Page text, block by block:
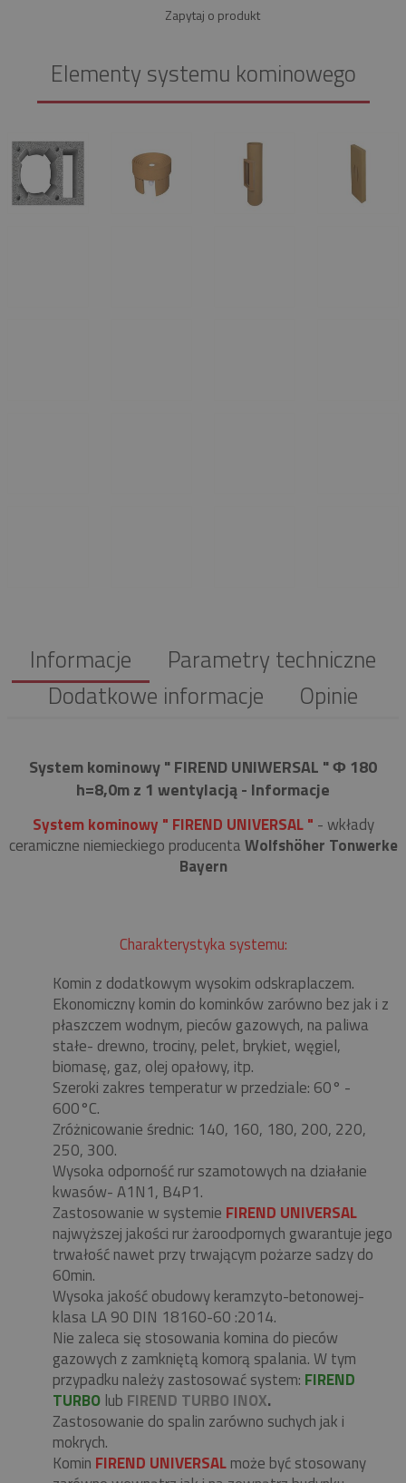
Zapytaj o produkt
Elementy systemu kominowego
Informacje
Parametry techniczne
Dodatkowe informacje
Opinie
System kominowy " FIREND UNIWERSAL " Φ 180
h=8,0m z 1 wentylacją - Informacje
System kominowy " FIREND UNIVERSAL " - wkłady
ceramiczne niemieckiego producentaWolfshöher Tonwerke
Bayern
Charakterystyka systemu:
Komin z dodatkowym wysokim odskraplaczem.
Ekonomiczny komin do kominków zarówno bez jak i z
płaszczem wodnym, pieców gazowych, na paliwa
stałe- drewno, trociny, pelet, brykiet, węgiel,
biomasę, gaz, olej opałowy, itp.
Szeroki zakres temperatur w przedziale: 60° -
600°C.
Zróżnicowanie średnic: 140, 160, 180, 200, 220,
250, 300.
Wysoka odporność rur szamotowych na działanie
kwasów- A1N1, B4P1.
Zastosowanie w systemie FIREND UNIVERSAL
najwyższej jakości rur żaroodpornych gwarantuje jego
trwałość nawet przy trwającym pożarze sadzy do
60min.
Wysoka jakość obudowy keramzyto-betonowej-
klasa LA 90 DIN 18160-60 :2014.
Nie zaleca się stosowania komina do pieców
gazowych z zamkniętą komorą spalania. W tym
przypadku należy zastosować system: FIREND
TURBO lub FIREND TURBO INOX.
Zastosowanie do spalin zarówno suchych jak i
mokrych.
Komin FIREND UNIVERSALmoże być stosowany